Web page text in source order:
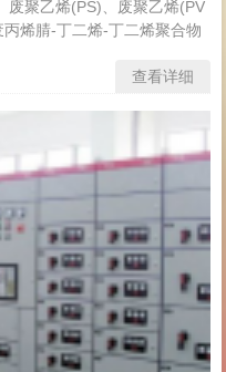
废聚乙烯(PS)、废聚乙烯(PV
烯腈-丁二烯-丁二烯聚合物
查看详细